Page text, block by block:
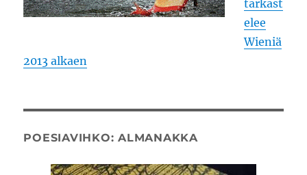
tarkast
elee
Wieniä
2013 alkaen
POESIAVIHKO: ALMANAKKA